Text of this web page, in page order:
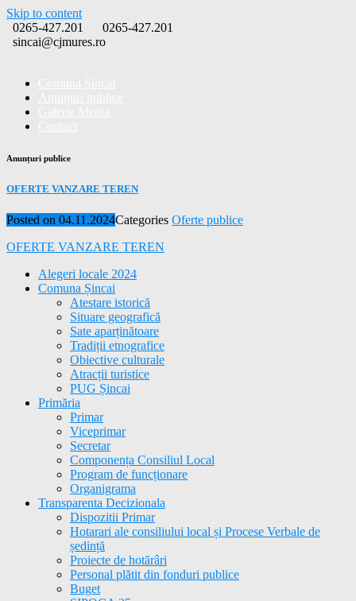
Skip to content
0265-427.201
0265-427.201
sincai@cjmures.ro
Anunțuri publice
OFERTE VANZARE TEREN
Posted on 04.11.2024Categories Oferte publice
OFERTE VANZARE TEREN
Alegeri locale 2024
Comuna Șincai
Atestare istorică
Situare geografică
Sate aparținătoare
Tradiții etnografice
Obiective culturale
Atracții turistice
PUG Șincai
Primăria
Primar
Viceprimar
Secretar
Componența Consiliul Local
Program de funcționare
Organigrama
Transparenta Decizionala
Dispozitii Primar
Hotarari ale consiliului local și Procese Verbale de
ședință
Proiecte de hotărâri
Personal plătit din fonduri publice
Buget